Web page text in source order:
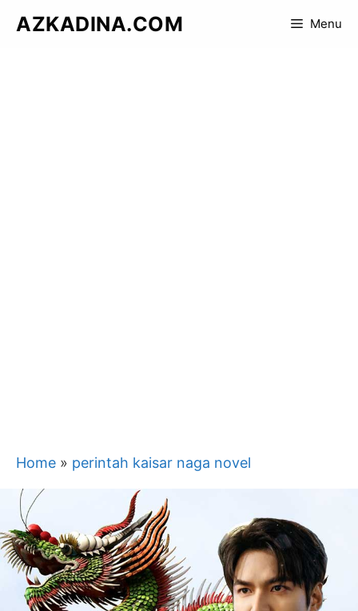
AZKADINA.COM Menu
Home » perintah kaisar naga novel